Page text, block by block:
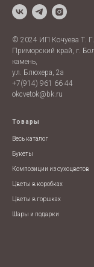
© 2024 ИП Кочуева Т. Г.
Приморский край, г.
камень,
ул. Блюхера, 2а
+7(914) 961 66 44
okcvetok@bk.ru
Товары
Весь каталог
Букеты
Композиции из сухоцветов
Цветы в коробках
Цветы в горшках
Шары и подарки